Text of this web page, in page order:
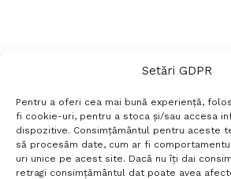
Setări GDPR
Pentru a oferi cea mai bună experiență,
fi cookie-uri, pentru a stoca și/sau accesa
dispozitive. Consimțământul pentru aceste
să procesăm date, cum ar fi
uri unice pe acest site. Dacă nu îți dai
retragi consimțământul dat poate avea
Termeni si conditii
Politică de